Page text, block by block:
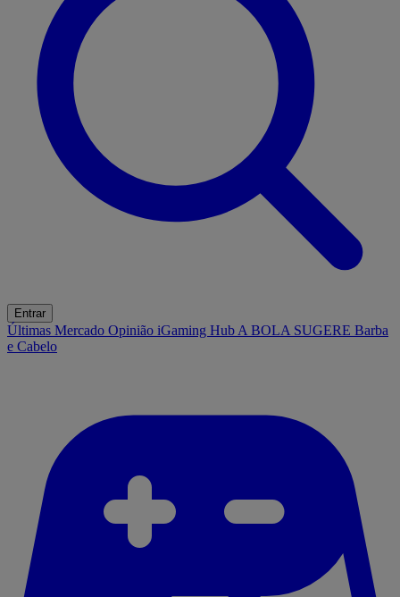
Entrar
Últimas Mercado Opinião iGaming Hub A BOLA SUGERE Barba
e Cabelo